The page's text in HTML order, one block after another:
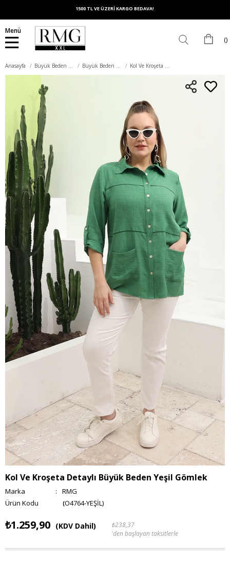
1500 TL VE ÜZERİ KARGO BEDAVA!
Menü
Anasayfa Büyük Beden Üst Giyim Büyük Beden Gömlek Kol Ve Kroşeta Detaylı Büyük Beden Yeşil Gömlek
Kol Ve Kroşeta Detaylı Büyük Beden Yeşil Gömlek
Marka :
RMG
(O4764-YEŞİL)
₺1.259,90 (KDV Dahil)
₺238,37
'den başlayan taksitlerle